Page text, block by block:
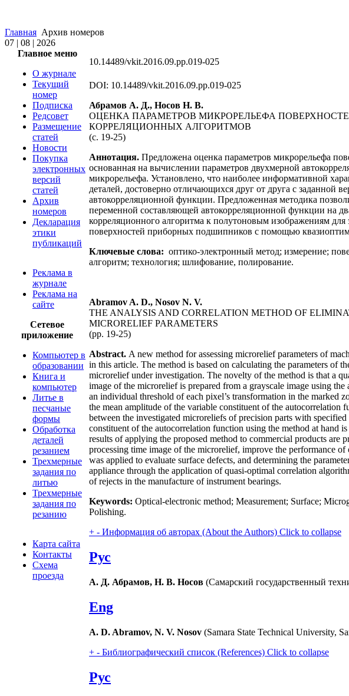
Главная Архив номеров
07 | 08 | 2026
Главное меню
О журнале
Текущий
номер
Подписка
Редсовет
Размещение
статей
Новости
Покупка
электронных
версий
статей
Архив
номеров
Декларация
этики
публикаций
Реклама в
журнале
Реклама на
сайте
Сетевое
приложение
Компьютер в
образовании
Книга и
компьютер
Литье в
песчаные
формы
Обработка
деталей
резанием
Трехмерные
задания по
литью
Трехмерные
задания по
резанию
Карта сайта
Контакты
Схема
проезда
10.14489/vkit.2016.09.pp.019-025
DOI: 10.14489/vkit.2016.09.pp.019-025
Абрамов А. Д., Носов Н. В.
ОЦЕНКА ПАРАМЕТРОВ МИКРОРЕЛЬЕФА
КОРРЕЛЯЦИОННЫХ АЛГОРИТМОВ
(c. 19-25)
Аннотация. Предложена оценка параметров микрорельефа
основанная на вычислении параметров двухмерной
микрорельефа. Установлено, что наиболее информативной
деталей, достоверно отличающихся друг от друга с заданной
автокорреляционной функции. Предложенная методика
переменной составляющей автокорреляционной функции на
корреляционного алгоритма к полутоновым изображениям
поверхностей приборных подшипников с помощью
Ключевые слова: оптико-электронный метод; измерение;
алгоритм; технология; шлифование, полирование.
Abramov A. D., Nosov N. V.
THE ANALYSIS AND CORRELATION METHOD OF
MICRORELIEF PARAMETERS
(pp. 19-25)
Abstract. A new method for assessing microrelief parameters of
in this article. The method is based on calculating the parameters of
microrelief under investigation. The novelty of the method is that a
image of the microrelief is prepared from a grayscale image using
an individual threshold of each pixel’s transformation in the marked
the mean amplitude of the variable constituent of the autocorrelation
between the investigated microreliefs of precision parts with
constituent of the autocorrelation function using the method at hand
results of applying the proposed method to commercial products are
processing time image of the microrelief, improve the performance
was applied to evaluate surface defects, and determining the
appliance through the application of quasi-optimal correlation
of rejects in the manufacture of instrument bearings.
Keywords: Optical-electronic method; Measurement; Surface;
Polishing.
+ - Информация об авторах (About the Authors) Click to collapse
Рус
А. Д. Абрамов, Н. В. Носов (Самарский государственный
Eng
A. D. Abramov, N. V. Nosov (Samara State Technical University,
+ - Библиографический список (References) Click to collapse
Рус